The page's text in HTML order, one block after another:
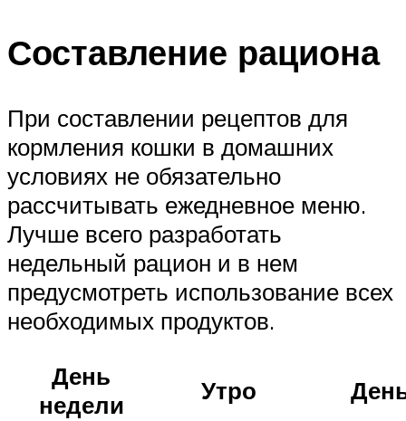
Составление рациона
При составлении рецептов для
кормления кошки в домашних
условиях не обязательно
рассчитывать ежедневное меню.
Лучше всего разработать
недельный рацион и в нем
предусмотреть использование всех
необходимых продуктов.
День
недели
Утро